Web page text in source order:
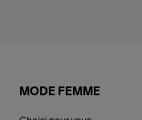
MODE FEMME